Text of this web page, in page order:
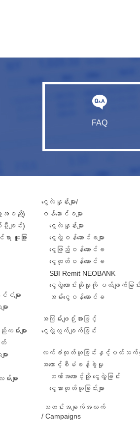
FAQ
အစည်း)
ချင်း)
းခြား
ျား
း
းများ
တ်
ား
ျား
ငွေလဲနှုန်းများ/
ဝန်ဆောင်ခများ
ငွေလဲနှုန်းများ
ငွေလွှဲဝန်ဆောင်ခများ
ငွေဖြည့်ဝန်ဆောင်ခ
ငွေထုတ်ဝန်ဆောင်ခ
SBI Remit NEOBANK
ငွေလွှဲတောင်းဆိုမှုကို ပယ်ဖျက်ခြင်
အမ်းငွေဝန်ဆောင်ခ
အကြမ်းဖျဉ်းအားဖြင့်
ငွေလွှဲတွက်ချက်ခြင်း
လက်ခံထုတ်ယူခြင်းနှင့်ပတ်သက်
အကောင့်စီမံခန့်ခွဲမှု
ဘဏ်အကောင့်သို့ ငွေလွှဲခြင်း
ငွေသားထုတ်ယူခြင်းများ
သတင်းအချက်အလက်
/ Campaigns